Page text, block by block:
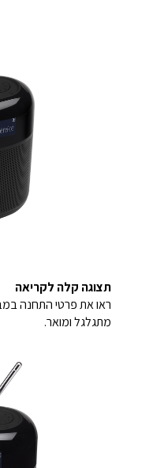
תצוגה קלה לקריאה
מתגלגל ומואר.